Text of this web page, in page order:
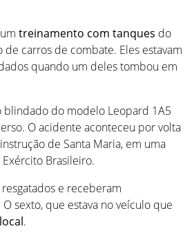
treinamento com tanques do
carros de combate. Eles estavam
quando um deles tombou em
blindado do modelo Leopard 1A5
O acidente aconteceu por volta
de Santa Maria, em uma
Brasileiro.
e receberam
sexto, que estava no veículo que
.